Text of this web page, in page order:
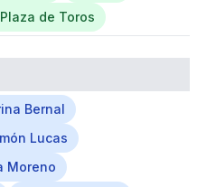
Plaza de Toros
Bernal
Lucas
Moreno